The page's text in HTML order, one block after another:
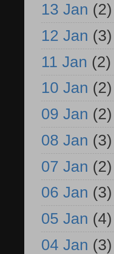
13 Jan (2)
12 Jan (3)
11 Jan (2)
10 Jan (2)
09 Jan (2)
08 Jan (3)
07 Jan (2)
06 Jan (3)
05 Jan (4)
04 Jan (3)